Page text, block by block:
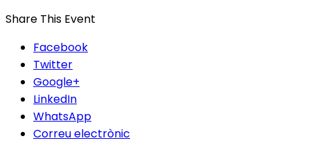
Share This Event
Facebook
Twitter
Google+
LinkedIn
WhatsApp
Correu electrònic